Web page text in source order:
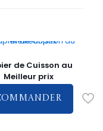
de Cuisson au
Meilleur prix